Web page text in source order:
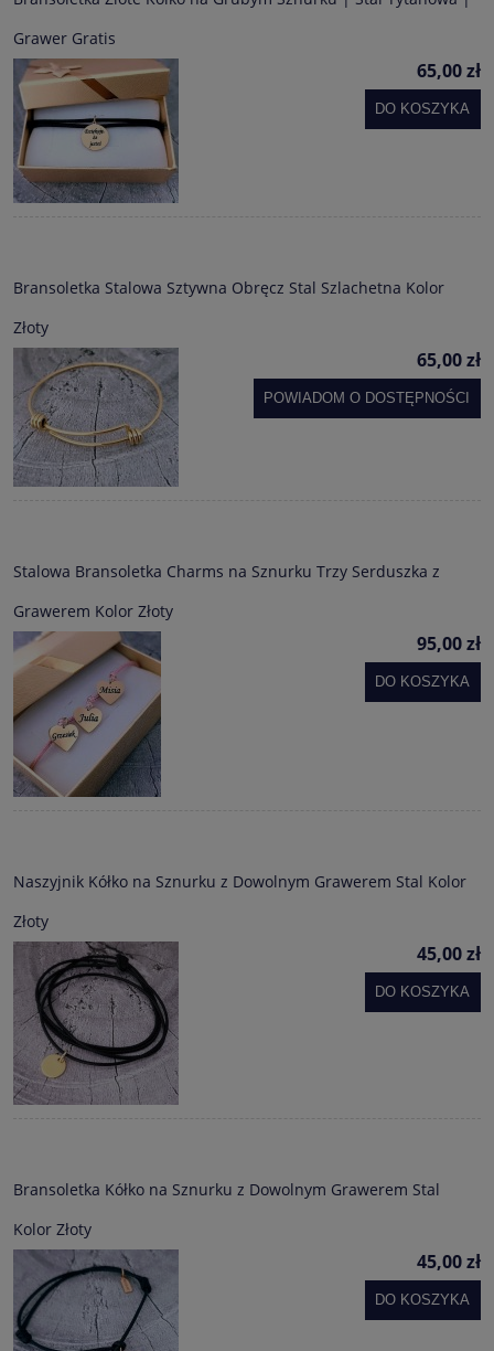
Grawer Gratis
65,00 zł
DO KOSZYKA
Bransoletka Stalowa Sztywna Obręcz Stal Szlachetna Kolor
Złoty
65,00 zł
POWIADOM O DOSTĘPNOŚCI
Stalowa Bransoletka Charms na Sznurku Trzy Serduszka z
Grawerem Kolor Złoty
95,00 zł
DO KOSZYKA
Naszyjnik Kółko na Sznurku z Dowolnym Grawerem Stal Kolor
Złoty
45,00 zł
DO KOSZYKA
Bransoletka Kółko na Sznurku z Dowolnym Grawerem Stal
Kolor Złoty
45,00 zł
DO KOSZYKA